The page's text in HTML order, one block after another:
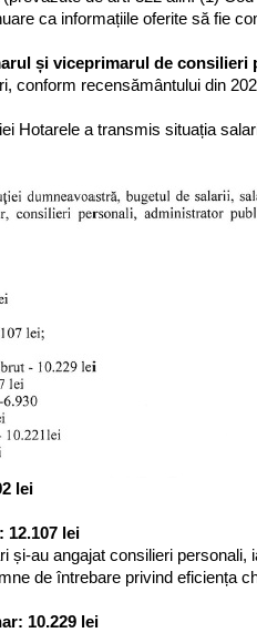
ca informațiile oferite să fie
și viceprimarul de consilieri
conform recensământului din
Hotarele a transmis situația
lei
lei
și-au angajat consilieri personali,
de întrebare privind eficiența
10.229 lei